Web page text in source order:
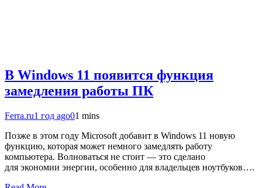
В Windows 11 появится функция
замедления работы ПК
Ferra.ru1 год ago01 mins
Позже в этом году Microsoft добавит в Windows 11 новую
функцию, которая может немного замедлять работу
компьютера. Волноваться не стоит — это сделано
для экономии энергии, особенно для владельцев ноутбуков….